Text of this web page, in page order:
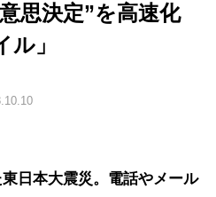
思決定”を高速化
」
日本大震災。電話やメール